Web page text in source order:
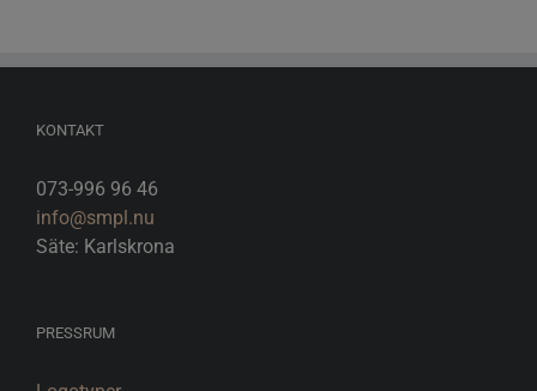
KONTAKT
073-996 96 46
info@smpl.nu
Säte: Karlskrona
PRESSRUM